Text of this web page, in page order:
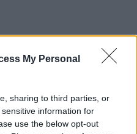
My Personal
sharing to third parties, or
information for
use the below opt-out